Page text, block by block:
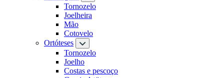
Tornozelo
Joelheira
Mão
Cotovelo
Ortóteses
Tornozelo
Joelho
Costas e pescoço